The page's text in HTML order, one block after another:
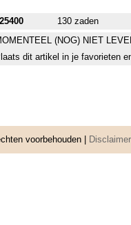
130 zaden
(NOG) NIET
dit artikel in je favorieten
voorbehouden | Disclaimer